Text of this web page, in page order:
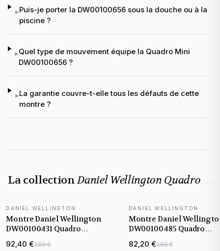
▸Puis-je porter la DW00100656 sous la douche ou à la
piscine ?
▸Quel type de mouvement équipe la Quadro Mini
DW00100656 ?
▸La garantie couvre-t-elle tous les défauts de cette
montre ?
La collectionDaniel Wellington Quadro
DANIEL WELLINGTON
Montre Daniel Wellington
DW00100431 Quadro
Rectangulaire maille
milanaise Or Rose
92,40 €169 €
DANIEL WELLINGTON
Montre Daniel
DW00100485 Quadro
Rectangulaire en Maille
Gold
82,20 €165 €